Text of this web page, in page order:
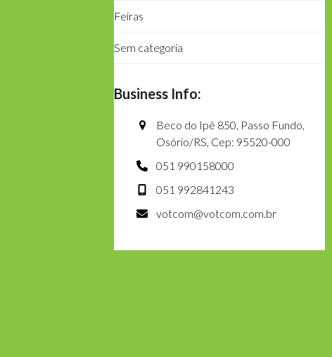
Feiras
Sem categoria
Business Info:
Beco do Ipê 850, Passo Fundo,
Osório/RS, Cep: 95520-000
051 990158000
051 992841243
votcom@votcom.com.br